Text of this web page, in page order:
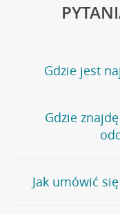
Gdzie jest
Jeśli szukasz
stronęPlacówki i
wygodna
oddziałów
Gdzie
Bank Credit Agricole
telefonu do placówki
Jak umówić